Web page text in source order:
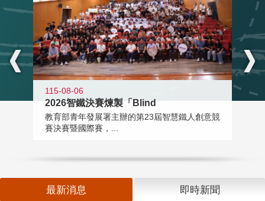
115-08-06
2026智鐵決賽煉製「Blind
教育部青年發展署主辦的第23屆智慧鐵人創意競
賽決賽暨國際賽，...
最新消息 即時新聞